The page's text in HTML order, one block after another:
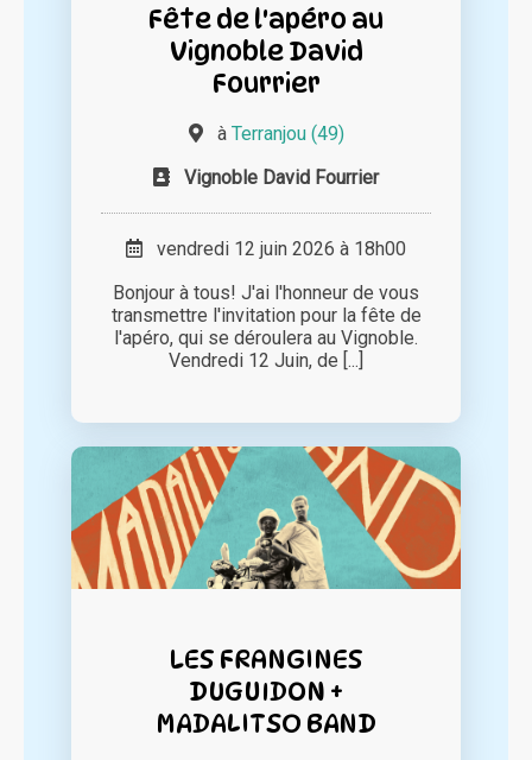
Fête de l'apéro au
Vignoble David
Fourrier
à Terranjou (49)
Vignoble David Fourrier
vendredi 12 juin 2026 à 18h00
Bonjour à tous! J'ai l'honneur de vous
transmettre l'invitation pour la fête de
l'apéro, qui se déroulera au Vignoble.
Vendredi 12 Juin, de [...]
LES FRANGINES
DUGUIDON +
MADALITSO BAND